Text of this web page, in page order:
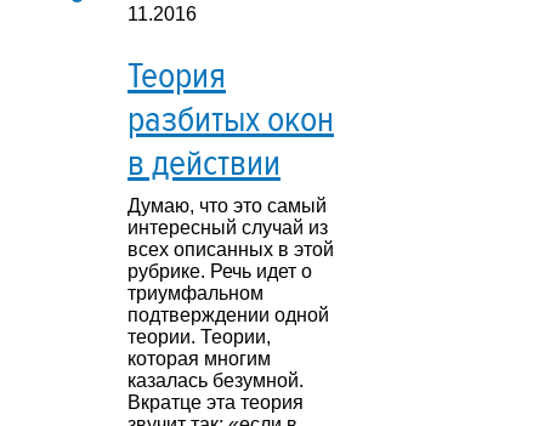
11.2016
Теория
разбитых окон
в действии
Думаю, что это самый
интересный случай из
всех описанных в этой
рубрике. Речь идет о
триумфальном
подтверждении одной
теории. Теории,
которая многим
казалась безумной.
Вкратце эта теория